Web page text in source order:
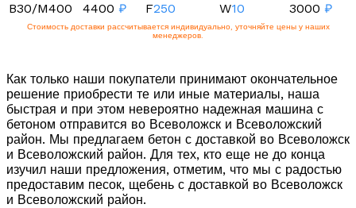
B30/M400
4400 ₽ F250 W10 3000 ₽
Стоимость доставки рассчитывается индивидуально, уточняйте цены у наших
менеджеров.
Как только наши покупатели принимают окончательное
решение приобрести те или иные материалы, наша
быстрая и при этом невероятно надежная машина с
бетоном отправится во Всеволожск и Всеволожский
район. Мы предлагаем бетон с доставкой во Всеволожск
и Всеволожский район. Для тех, кто еще не до конца
изучил наши предложения, отметим, что мы с радостью
предоставим песок, щебень с доставкой во Всеволожск
и Всеволожский район.